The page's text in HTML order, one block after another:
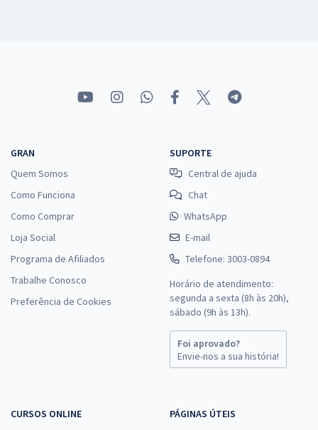
GRAN
Quem Somos
Como Funciona
Como Comprar
Loja Social
Programa de Afiliados
Trabalhe Conosco
Preferência de Cookies
SUPORTE
Central de ajuda
Chat
WhatsApp
E-mail
Telefone: 3003-0894
Horário de atendimento:
segunda a sexta (8h às 20h),
sábado (9h às 13h).
Foi aprovado?
Envie-nos a sua história!
CURSOS ONLINE
PÁGINAS ÚTEIS